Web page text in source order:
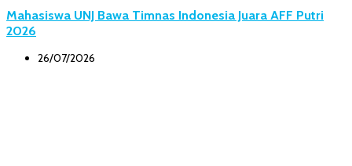
Mahasiswa UNJ Bawa Timnas Indonesia Juara AFF Putri
2026
26/07/2026